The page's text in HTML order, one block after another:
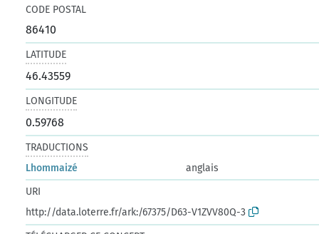
CODE POSTAL
86410
LATITUDE
46.43559
LONGITUDE
0.59768
TRADUCTIONS
Lhommaizé
anglais
URI
http://data.loterre.fr/ark:/67375/D63-V1ZVV80Q-3